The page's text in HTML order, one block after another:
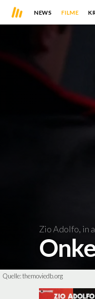
NEWS FILME
Zio Adolfo, in
Quelle:themoviedb.org